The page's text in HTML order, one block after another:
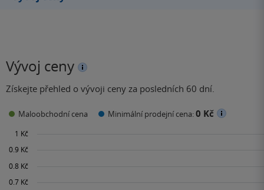
Vývoj ceny
Získejte přehled o vývoji ceny za posledních 60 dní.
Maloobchodní cena Minimální prodejní cena:0 Kč